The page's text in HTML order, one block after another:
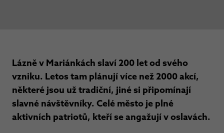
Lázně v Mariánkách slaví 200 let od svého
vzniku. Letos tam plánují více než 2000 akcí,
některé jsou už tradiční, jiné si připomínají
slavné návštěvníky. Celé město je plné
aktivních patriotů, kteří se angažují v oslavách.